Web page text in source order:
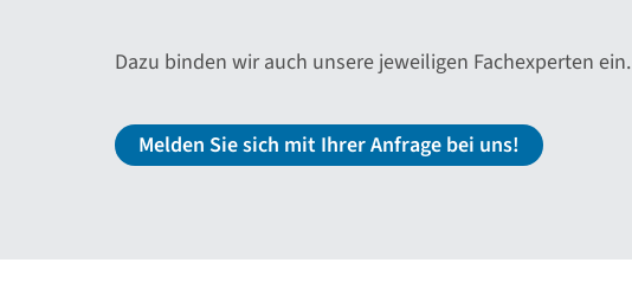
Dazu binden wir auch unsere jeweiligen Fachexperten ein.
Melden Sie sich mit Ihrer Anfrage bei uns!